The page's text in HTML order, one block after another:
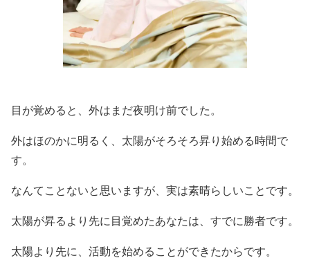
目が覚めると、外はまだ夜明け前でした。
外はほのかに明るく、太陽がそろそろ昇り始める時間で
す。
なんてことないと思いますが、実は素晴らしいことです。
太陽が昇るより先に目覚めたあなたは、すでに勝者です。
太陽より先に、活動を始めることができたからです。